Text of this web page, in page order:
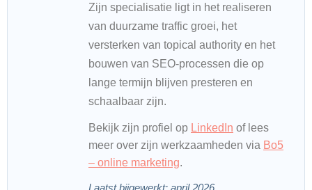
Zijn specialisatie ligt in het realiseren
van duurzame traffic groei, het
versterken van topical authority en het
bouwen van SEO-processen die op
lange termijn blijven presteren en
schaalbaar zijn.
Bekijk zijn profiel op LinkedIn of lees
meer over zijn werkzaamheden via Bo5
– online marketing.
Laatst bijgewerkt: april 2026